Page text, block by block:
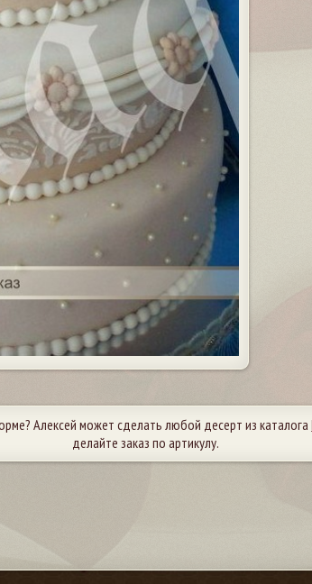
Алексей может сделать любой десерт из каталога
делайте заказ по артикулу.